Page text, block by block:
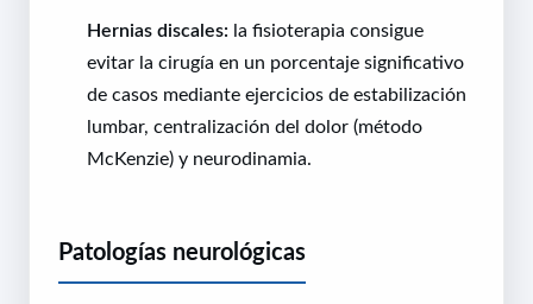
Hernias discales: la fisioterapia consigue
evitar la cirugía en un porcentaje significativo
de casos mediante ejercicios de estabilización
lumbar, centralización del dolor (método
McKenzie) y neurodinamia.
Patologías neurológicas